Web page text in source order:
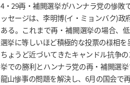
4・29再・補闕選挙がハンナラ党の惨敗
ッセージは、李明博(イ・ミョンバク)
ある。これまで再・補闕選挙の場合、
選挙に等しいほど積極的な投票の様相を
ちょうど近づいてきたキャンドル抗争
挙での勝利とハンナラ党の再・補闕選
龍山惨事の問題を解決し、6月の国会で